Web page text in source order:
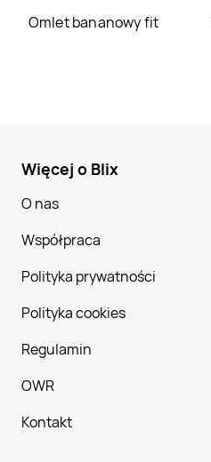
Omlet bananowy fit
Więcej o Blix
O nas
Współpraca
Polityka prywatności
Polityka cookies
Regulamin
OWR
Kontakt